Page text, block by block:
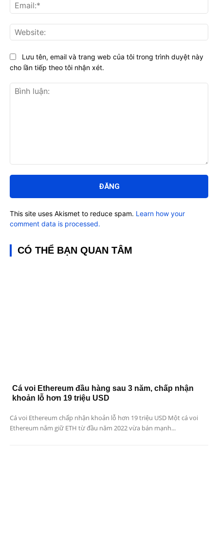
luận:
Lưu tên, email và trang web của tôi trong trình duyệt này
cho lần tiếp theo tôi nhận xét.
This site uses Akismet to reduce spam. Learn how your
comment data is processed.
CÓ THỂ BẠN QUAN TÂM
Cá voi Ethereum đầu hàng sau 3 năm, chấp nhận
khoản lỗ hơn 19 triệu USD
Cá voi Ethereum chấp nhận khoản lỗ hơn 19 triệu USD Một cá voi
Ethereum nắm giữ ETH từ đầu năm 2022 vừa bán mạnh...